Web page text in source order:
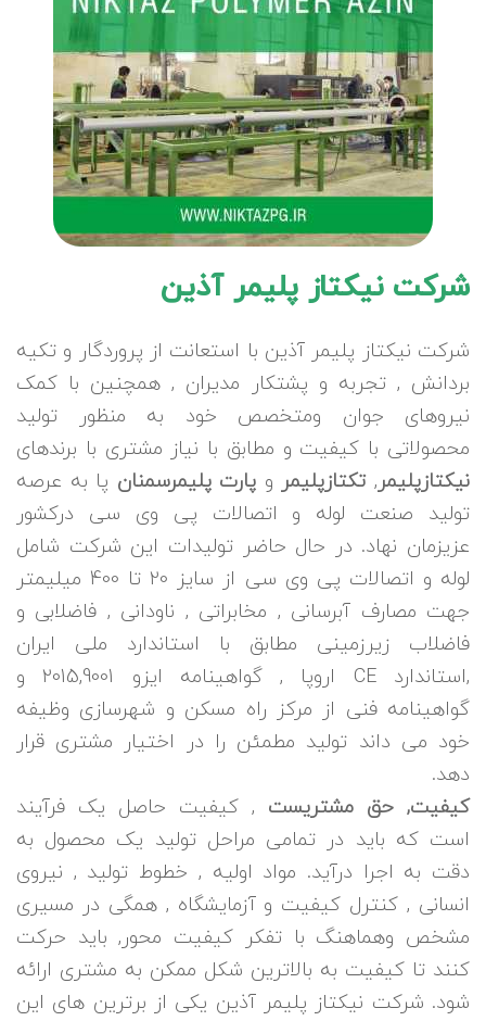
شرکت نیکتاز پلیمر آذین
شرکت نیکتاز پلیمر آذین با استعانت از پروردگار و تکیه
بردانش , تجربه و پشتکار مدیران , همچنین با کمک
نیروهای جوان ومتخصص خود به منظور تولید
محصولاتی با کیفیت و مطابق با نیاز مشتری با برندهای
نیکتازپلیمر,تکتازپلیمر و پارت پلیمرسمنان پا به عرصه
تولید صنعت لوله و اتصالات پی وی سی درکشور
عزیزمان نهاد. در حال حاضر تولیدات این شرکت شامل
لوله و اتصالات پی وی سی از سایز 20 تا 400 میلیمتر
جهت مصارف آبرسانی , مخابراتی , ناودانی , فاضلابی و
فاضلاب زیرزمینی مطابق با استاندارد ملی ایران
,استاندارد CE اروپا , گواهینامه ایزو 2015,9001 و
گواهینامه فنی از مرکز راه مسکن و شهرسازی وظیفه
خود می داند تولید مطمئن را در اختیار مشتری قرار
دهد.
کیفیت, حق مشتریست , کیفیت حاصل یک فرآیند
است که باید در تمامی مراحل تولید یک محصول به
دقت به اجرا درآید. مواد اولیه , خطوط تولید , نیروی
انسانی , کنترل کیفیت و آزمایشگاه , همگی در مسیری
مشخص وهماهنگ با تفکر کیفیت محور, باید حرکت
کنند تا کیفیت به بالاترین شکل ممکن به مشتری ارائه
شود. شرکت نیکتاز پلیمر آذین یکی از برترین های این